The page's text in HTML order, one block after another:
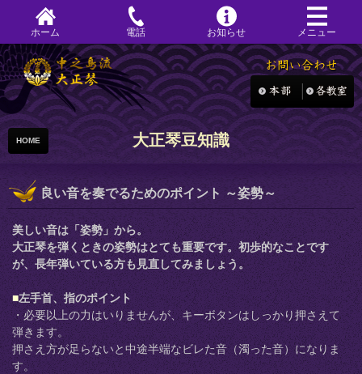
ホーム 電話 お知らせ メニュー
HOME 大正琴豆知識
良い音を奏でるためのポイント ～姿勢～
美しい音は「姿勢」から。
大正琴を弾くときの姿勢はとても重要です。初歩的なことです
が、長年弾いている方も見直してみましょう。
■左手首、指のポイント
・必要以上の力はいりませんが、キーボタンはしっかり押さえて
弾きます。
押さえ方が足らないと中途半端なビレた音（濁った音）になりま
す。